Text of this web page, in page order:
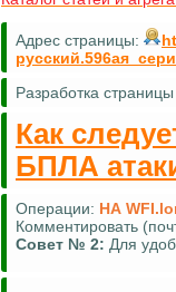
Адрес страницы:
Разработка
Как
БПЛА
Операции: НА
Комментировать
Совет № 2: Для